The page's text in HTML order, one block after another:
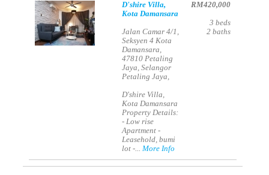
D'shire Villa,
Kota Damansara
Jalan Camar 4/1,
Seksyen 4 Kota
Damansara,
47810 Petaling
Jaya, Selangor
Petaling Jaya,
D'shire Villa,
Kota Damansara
Property Details:
- Low rise
Apartment -
Leasehold, bumi
lot -...More Info
RM420,000
3 beds
2 baths